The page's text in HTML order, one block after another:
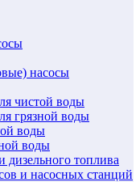
насосы
чистой воды
грязной воды
воды
воды
дизельного топлива
и насосных станций